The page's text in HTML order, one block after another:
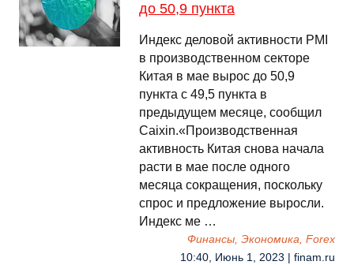
до 50,9 пункта
Индекс деловой активности PMI
в производственном секторе
Китая в мае вырос до 50,9
пункта с 49,5 пункта в
предыдущем месяце, сообщил
Caixin.«Производственная
активность Китая снова начала
расти в мае после одного
месяца сокращения, поскольку
спрос и предложение выросли.
Индекс ме …
Финансы, Экономика, Forex
10:40, Июнь 1, 2023 | finam.ru